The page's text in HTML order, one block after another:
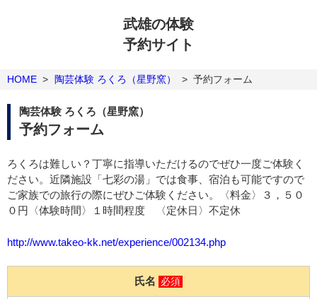
武雄の体験
予約サイト
HOME > 陶芸体験 ろくろ（星野窯） > 予約フォーム
陶芸体験 ろくろ（星野窯）
予約フォーム
ろくろは難しい？丁寧に指導いただけるのでぜひ一度ご体験く
ださい。近隣施設「七彩の湯」では食事、宿泊も可能ですので
ご家族での旅行の際にぜひご体験ください。〈料金〉３，５０
０円〈体験時間〉１時間程度 〈定休日〉不定休
http://www.takeo-kk.net/experience/002134.php
氏名 必須